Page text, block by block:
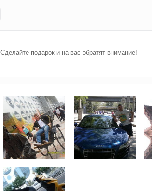
Сделайте подарок и на вас обратят внимание!